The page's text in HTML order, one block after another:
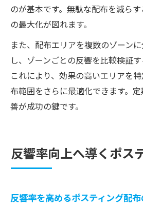
のが基本です。無駄な配布を減ら
の最大化が図れます。
また、配布エリアを複数のゾーン
し、ゾーンごとの反響を比較検証す
これにより、効果の高いエリアを
布範囲をさらに最適化できます。
善が成功の鍵です。
反響率向上へ導くポス
反響率を高めるポスティング配